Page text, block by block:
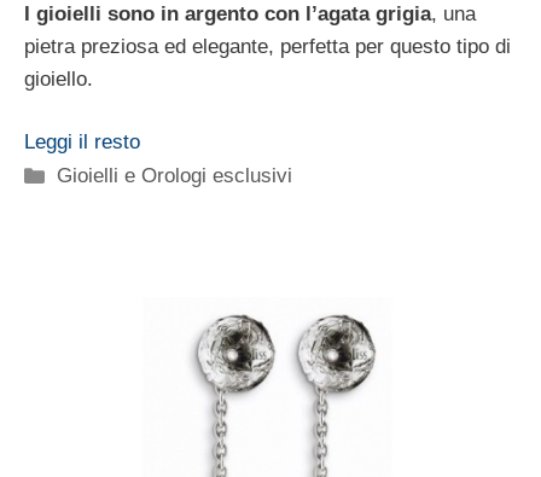
I gioielli sono in argento con l’agata grigia, una
pietra preziosa ed elegante, perfetta per questo tipo di
gioiello.
Leggi il resto
Categorie
Gioielli e Orologi esclusivi